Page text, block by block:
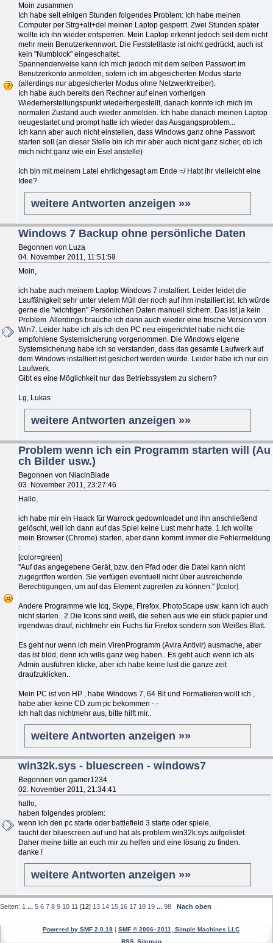
Moin zusammen
Ich habe seit einigen Stunden folgendes Problem: Ich habe meinen
Computer per Strg+alt+del meinen Laptop gesperrt. Zwei Stunden später
wollte ich ihn wieder entsperren. Mein Laptop erkennt jedoch seit dem nicht
mehr mein Benutzerkennwort. Die Feststelltaste ist nicht gedrückt, auch ist
kein "Numblock" eingeschaltet.
Spannenderweise kann ich mich jedoch mit dem selben Passwort im
Benutzerkonto anmelden, sofern ich im abgesicherten Modus starte
(allerdings nur abgesicherter Modus ohne Netzwerktreiber).
Ich habe auch bereits den Rechner auf einen vorherigen
Wiederherstellungspunkt wiederhergestellt, danach konnte ich mich im
normalen Zustand auch wieder anmelden. Ich habe danach meinen Laptop
neugestartet und prompt hatte ich wieder das Ausgangsproblem...
Ich kann aber auch nicht einstellen, dass Windows ganz ohne Passwort
starten soll (an dieser Stelle bin ich mir aber auch nicht ganz sicher, ob ich
mich nicht ganz wie ein Esel anstelle)
Ich bin mit meinem Latei ehrlichgesagt am Ende =/ Habt ihr vielleicht eine
Idee?
weitere Antworten anzeigen »»
Windows 7 Backup ohne persönliche Daten
Begonnen von Luza
04. November 2011, 11:51:59
Moin,
ich habe auch meinem Laptop Windows 7 installiert. Leider leidet die
Lauffähigkeit sehr unter vielem Müll der noch auf ihm installiert ist. Ich würde
gerne die "wichtigen" Persönlichen Daten manuell sichern. Das ist ja kein
Problem. Allerdings brauche ich dann auch wieder eine frische Version von
Win7. Leider habe ich als ich den PC neu eingerichtet habe nicht die
empfohlene Systemsicherung vorgenommen. Die Windows eigene
Systemsicherung habe ich so verstanden, dass das gesamte Laufwerk auf
dem Windows installiert ist gesichert werden würde. Leider habe ich nur ein
Laufwerk.
Gibt es eine Möglichkeit nur das Betriebssystem zu sichern?
Lg, Lukas
weitere Antworten anzeigen »»
Problem wenn ich ein Programm starten will (Au
ch Bilder usw.)
Begonnen von NiacinBlade
03. November 2011, 23:27:46
Hallo,
ich habe mir ein Haack für Warrock gedownloadet und ihn anschließend
gelöscht, weil ich dann auf das Spiel keine Lust mehr hatte. 1.Ich wollte
mein Browser (Chrome) starten, aber dann kommt immer die Fehlermeldung
:
[color=green]
''Auf das angegebene Gerät, bzw. den Pfad oder die Datei kann nicht
zugegriffen werden. Sie verfügen eventuell nicht über ausreichende
Berechtigungen, um auf das Element zugreifen zu können.'' [/color]
Andere Programme wie Icq, Skype, Firefox, PhotoScape usw. kann ich auch
nicht starten.. 2.Die Icons sind weiß, die sehen aus wie ein stück papier und
irgendwas drauf, nichtmehr ein Fuchs für Firefox sondern son Weißes Blatt.
Es geht nur wenn ich mein VirenProgramm (Avira Antivir) ausmache, aber
das ist blöd, denn ich wills ganz weg haben.. Es geht auch wenn ich als
Admin ausführen klicke, aber ich habe keine lust die ganze zeit
draufzuklicken..
Mein PC ist von HP , habe Windows 7, 64 Bit und Formatieren wollt ich ,
habe aber keine CD zum pc bekommen -.-
Ich halt das nichtmehr aus, bitte hilft mir..
weitere Antworten anzeigen »»
win32k.sys - bluescreen - windows7
Begonnen von gamer1234
02. November 2011, 21:34:41
hallo,
haben folgendes problem:
wenn ich den pc starte oder battlefield 3 starte oder spiele,
taucht der bluescreen auf und hat als problem win32k.sys aufgelistet.
Daher meine bitte an euch mir zu helfen und eine lösung zu finden.
danke !
weitere Antworten anzeigen »»
Seiten: 1 ... 5 6 7 8 9 10 11 [12] 13 14 15 16 17 18 19 ... 98 Nach oben
Powered by SMF 2.0.19 | SMF © 2006–2011, Simple Machines LLC
RSS Sitemap